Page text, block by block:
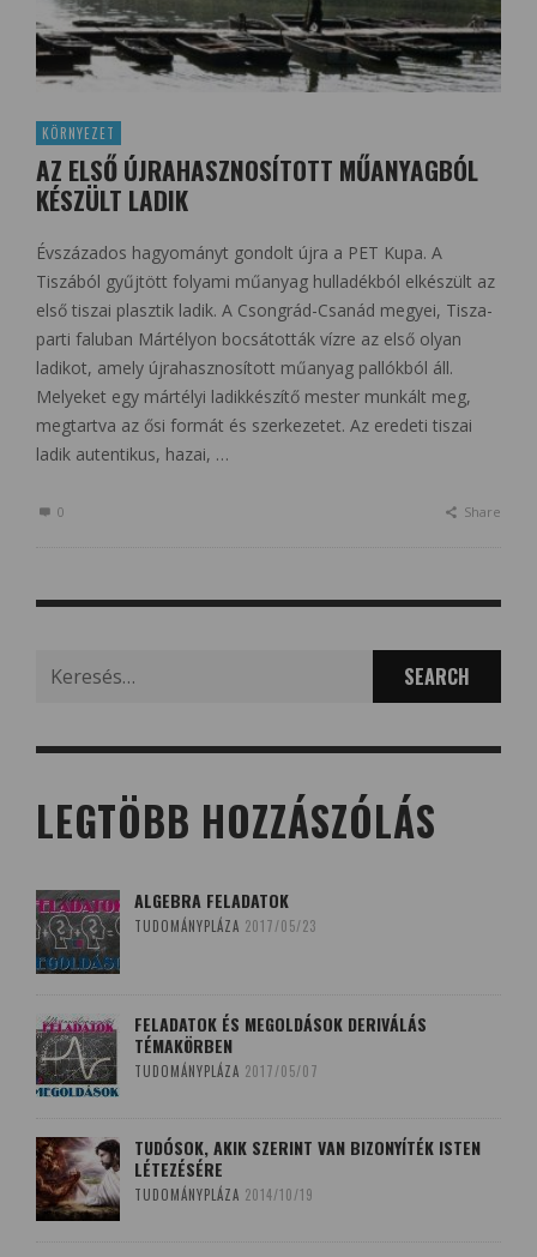
KÖRNYEZET
AZ ELSŐ ÚJRAHASZNOSÍTOTT MŰANYAGBÓL
KÉSZÜLT LADIK
Évszázados hagyományt gondolt újra a PET Kupa. A
Tiszából gyűjtött folyami műanyag hulladékból elkészült az
első tiszai plasztik ladik. A Csongrád-Csanád megyei, Tisza-
parti faluban Mártélyon bocsátották vízre az első olyan
ladikot, amely újrahasznosított műanyag pallókból áll.
Melyeket egy mártélyi ladikkészítő mester munkált meg,
megtartva az ősi formát és szerkezetet. Az eredeti tiszai
ladik autentikus, hazai, …
0 Share
LEGTÖBB HOZZÁSZÓLÁS
ALGEBRA FELADATOK
TUDOMÁNYPLÁZA 2017/05/23
FELADATOK ÉS MEGOLDÁSOK DERIVÁLÁS
TÉMAKÖRBEN
TUDOMÁNYPLÁZA 2017/05/07
TUDÓSOK, AKIK SZERINT VAN BIZONYÍTÉK ISTEN
LÉTEZÉSÉRE
TUDOMÁNYPLÁZA 2014/10/19